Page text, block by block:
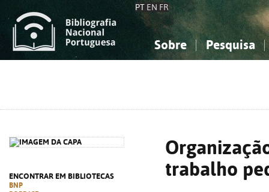
PT EN FR
Sobre Pesquisa
ENCONTRAR EM BIBLIOTECAS
BNP
trabalho